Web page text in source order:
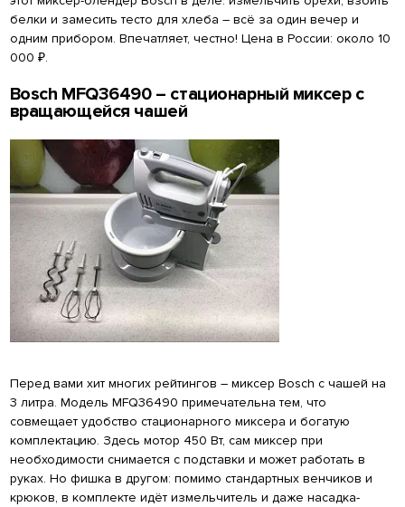
белки и замесить тесто для хлеба – всё за один вечер и
одним прибором. Впечатляет, честно! Цена в России: около 10
000 ₽.
Bosch MFQ36490 – стационарный миксер с
вращающейся чашей
Перед вами хит многих рейтингов – миксер Bosch с чашей на
3 литра. Модель MFQ36490 примечательна тем, что
совмещает удобство стационарного миксера и богатую
комплектацию. Здесь мотор 450 Вт, сам миксер при
необходимости снимается с подставки и может работать в
руках. Но фишка в другом: помимо стандартных венчиков и
крюков, в комплекте идёт измельчитель и даже насадка-